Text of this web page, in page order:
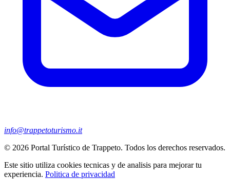
info@trappetoturismo.it
© 2026 Portal Turístico de Trappeto. Todos los derechos reservados.
Este sitio utiliza cookies tecnicas y de analisis para mejorar tu
experiencia. Politica de privacidad